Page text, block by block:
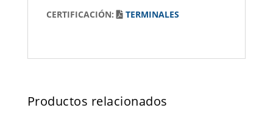
CERTIFICACIÓN:
TERMINALES
Productos relacionados